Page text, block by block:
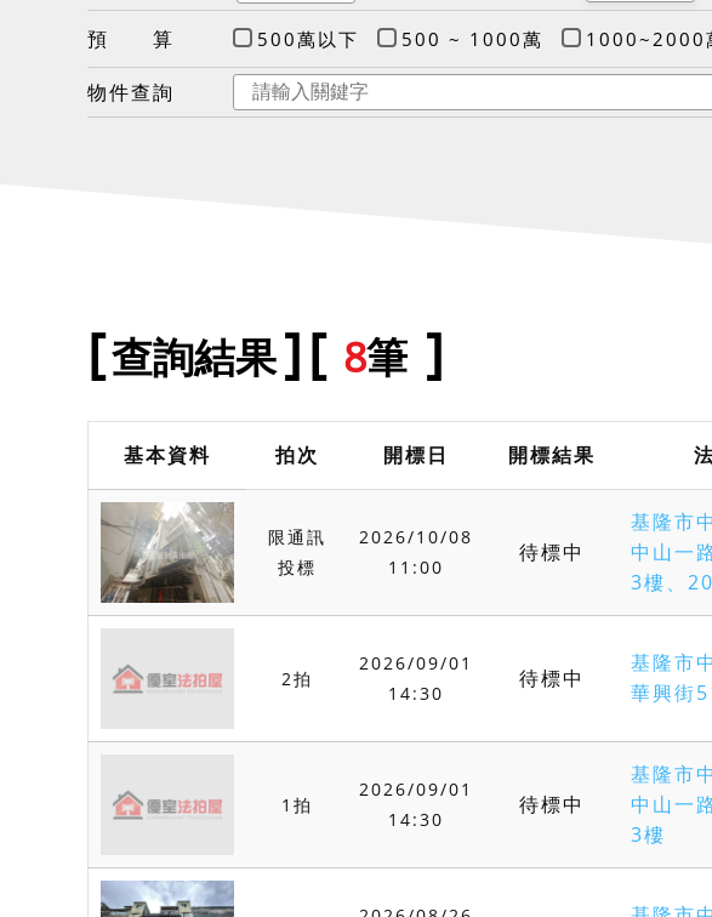
預 算 500萬以下 500 ~ 1000萬 1000~2000
物件查詢
查詢結果 8筆
基本資料 拍次 開標日 開標結果
限通訊
投標
2026/10/08
11:00
待標中
基隆市
中山一
3樓、
2拍
2026/09/01
14:30
待標中
基隆市
華興街
1拍
2026/09/01
14:30
待標中
基隆市
中山一
3樓